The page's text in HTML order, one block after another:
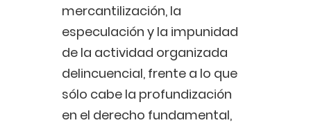
mercantilización, la
especulación y la impunidad
de la actividad organizada
delincuencial, frente a lo que
sólo cabe la profundización
en el derecho fundamental,